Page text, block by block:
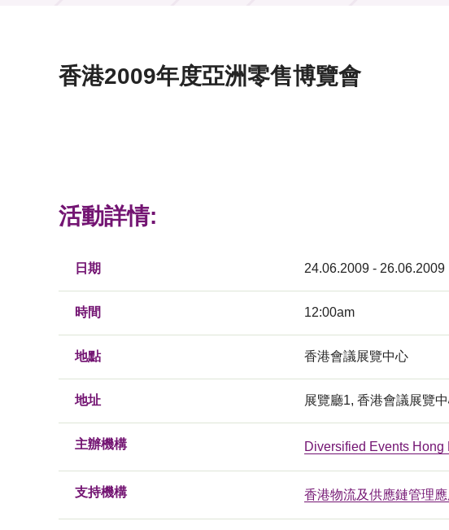
出版刊物
香港2009年度亞洲零售博覽會
活動詳情:
日期 24.06.2009 - 26.06.2009
時間 12:00am
地點 香港會議展覽中心
地址 展覽廳1, 香港會議展覽
主辦機構 Diversified Events Hong
支持機構 香港物流及供應鏈管理